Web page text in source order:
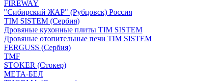
FIREWAY
"Сибирский ЖАР" (Рубцовск) Россия
TIM SISTEM (Сербия)
Дровяные кухонные плиты TIM SISTEM
Дровяные отопительные печи TIM SISTEM
FERGUSS (Сербия)
TMF
STOKER (Стокер)
МЕТА-БЕЛ